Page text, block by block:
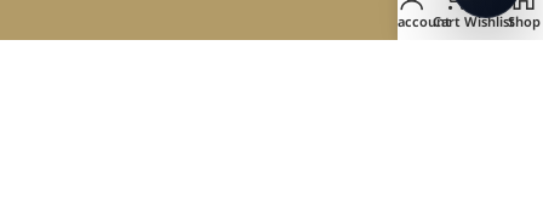
Shop
Wishlist
Cart
My account